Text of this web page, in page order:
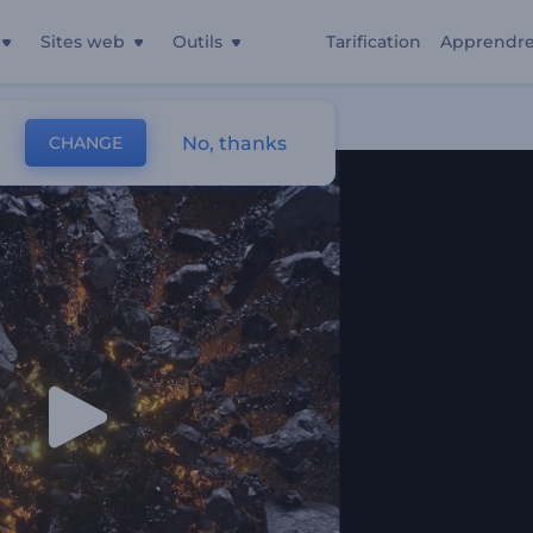
Sites web Outils Tarification
CHANGE No, thanks